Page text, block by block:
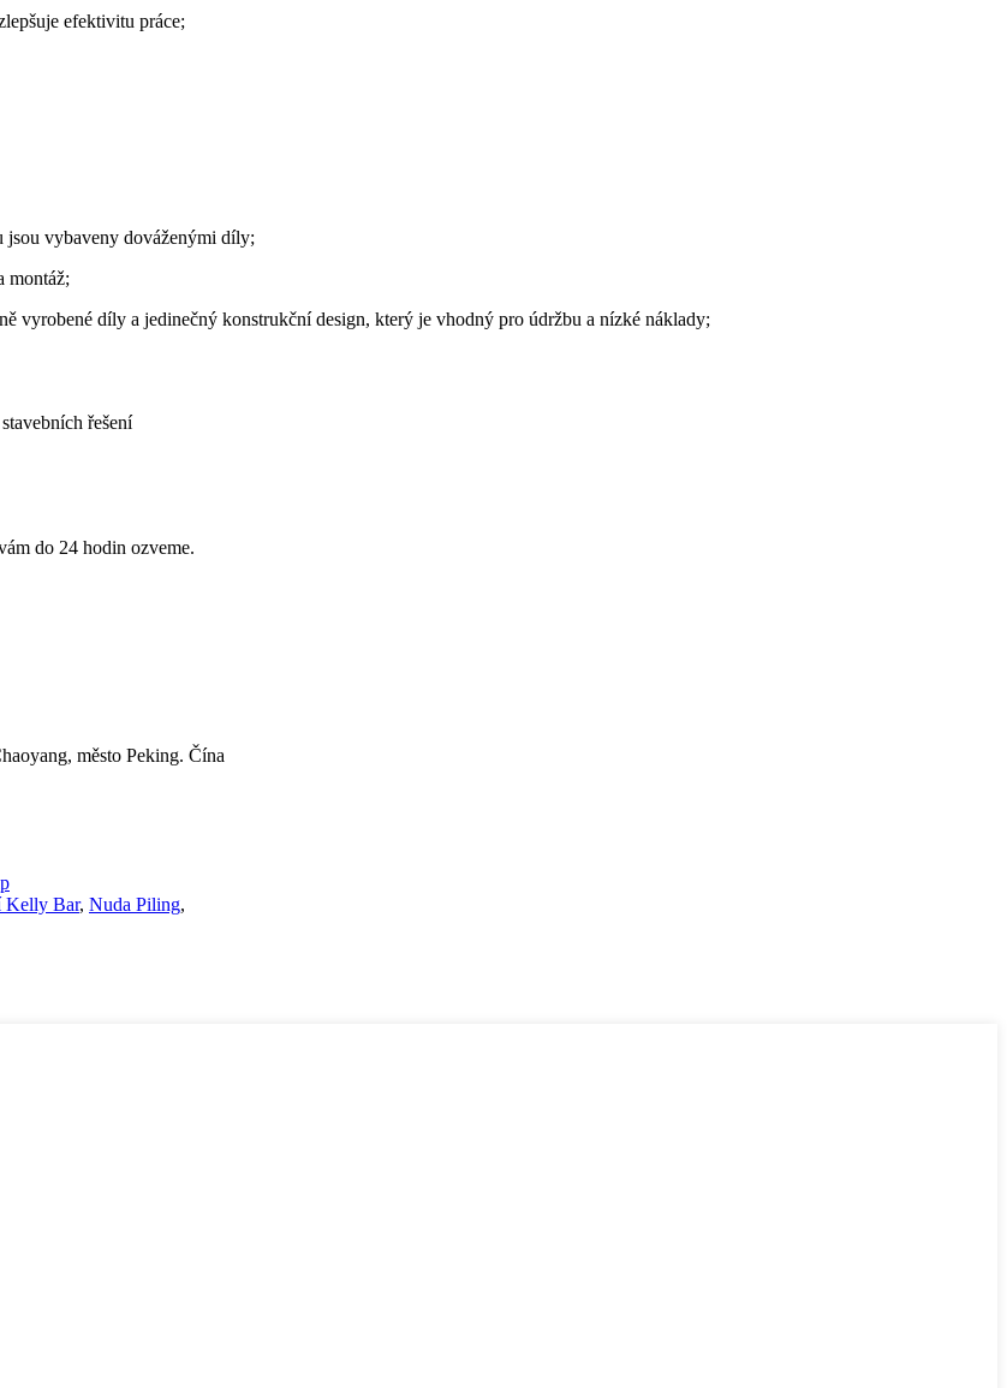
efektivitu práce;
jsou vybaveny dováženými díly;
montáž;
vyrobené díly a jedinečný konstrukční design, který je vhodný pro údržbu a nízké náklady;
řešení
do 24 hodin ozveme.
město Peking. Čína
Kelly Bar, Nuda Piling,